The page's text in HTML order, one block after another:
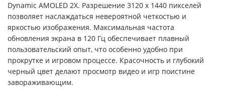
Dynamic AMOLED 2X. Разрешение 3120 x 1440 пикселей
позволяет наслаждаться невероятной четкостью и
яркостью изображения. Максимальная частота
обновления экрана в 120 Гц обеспечивает плавный
пользовательский опыт, что особенно удобно при
прокрутке и игровом процессе. Красочность и глубокий
черный цвет делают просмотр видео и игр поистине
завораживающим.